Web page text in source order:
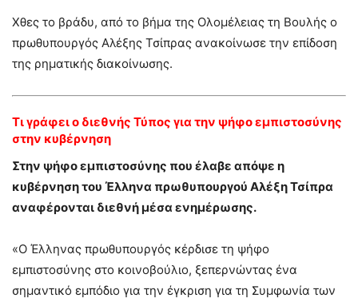
Χθες το βράδυ, από το βήμα της Ολομέλειας τη Βουλής ο
πρωθυπουργός Αλέξης Τσίπρας ανακοίνωσε την επίδοση
της ρηματικής διακοίνωσης.
Τι γράφει ο διεθνής Τύπος για την ψήφο εμπιστοσύνης
στην κυβέρνηση
Στην ψήφο εμπιστοσύνης που έλαβε απόψε η
κυβέρνηση του Έλληνα πρωθυπουργού Αλέξη Τσίπρα
αναφέρονται διεθνή μέσα ενημέρωσης.
«Ο Έλληνας πρωθυπουργός κέρδισε τη ψήφο
εμπιστοσύνης στο κοινοβούλιο, ξεπερνώντας ένα
σημαντικό εμπόδιο για την έγκριση για τη Συμφωνία των